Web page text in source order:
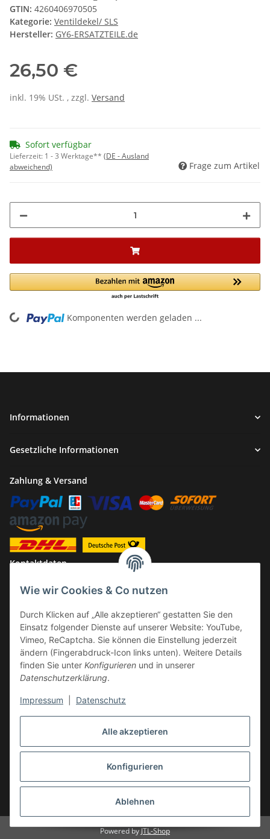
Alle akzeptieren
Konfigurieren
Ablehnen
Wie wir Cookies & Co nutzen
Durch Klicken auf „Alle akzeptieren“ gestatten Sie den
Einsatz folgender Dienste auf unserer Website: YouTube,
Vimeo, ReCaptcha. Sie können die Einstellung jederzeit
ändern (Fingerabdruck-Icon links unten). Weitere Details
finden Sie unter Konfigurieren und in unserer
Datenschutzerklärung.
Impressum Datenschutz
GTIN: 4260406970505
Kategorie: Ventildekel/ SLS
Hersteller: GY6-ERSATZTEILE.de
26,50 €
inkl. 19% USt. , zzgl. Versand
Sofort verfügbar
Lieferzeit: 1 - 3 Werktage** (DE - Ausland
abweichend)
Frage zum Artikel
Loading... Komponenten werden geladen ...
Informationen
Gesetzliche Informationen
Zahlung & Versand
Kontaktdaten
Rollershop-Berlin
-Ersatzteilservice-
Ahornstrasse 12
14959 Trebbin
mail: shop@GY6-ersatzteile.de
Tel.: +49 (0)33731-289 975 (10-17 Uhr)
Vertrag widerrufen
* Alle Preise inkl. gesetzlicher USt., zzgl.Versand
Powered byJTL-Shop